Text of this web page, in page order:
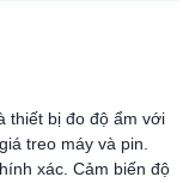
thiết bị đo độ ẩm với
treo máy và pin.
xác. Cảm biến độ